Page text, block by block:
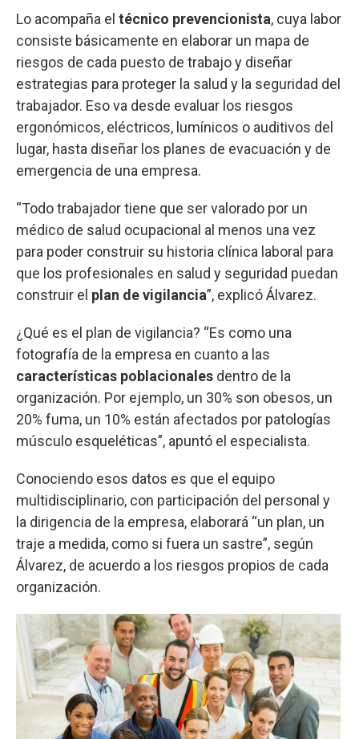
Lo acompaña el técnico prevencionista, cuya labor
consiste básicamente en elaborar un mapa de
riesgos de cada puesto de trabajo y diseñar
estrategias para proteger la salud y la seguridad del
trabajador. Eso va desde evaluar los riesgos
ergonómicos, eléctricos, lumínicos o auditivos del
lugar, hasta diseñar los planes de evacuación y de
emergencia de una empresa.
“Todo trabajador tiene que ser valorado por un
médico de salud ocupacional al menos una vez
para poder construir su historia clínica laboral para
que los profesionales en salud y seguridad puedan
construir el plan de vigilancia”, explicó Álvarez.
¿Qué es el plan de vigilancia? “Es como una
fotografía de la empresa en cuanto a las
características poblacionales dentro de la
organización. Por ejemplo, un 30% son obesos, un
20% fuma, un 10% están afectados por patologías
músculo esqueléticas”, apuntó el especialista.
Conociendo esos datos es que el equipo
multidisciplinario, con participación del personal y
la dirigencia de la empresa, elaborará “un plan, un
traje a medida, como si fuera un sastre”, según
Álvarez, de acuerdo a los riesgos propios de cada
organización.